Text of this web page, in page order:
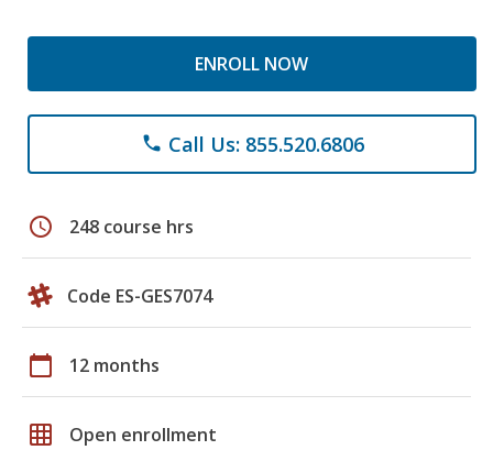
ENROLL NOW
phone Call Us: 855.520.6806
schedule 248 course hrs
Code ES-GES7074
calendar_today 12 months
grid_on Open enrollment